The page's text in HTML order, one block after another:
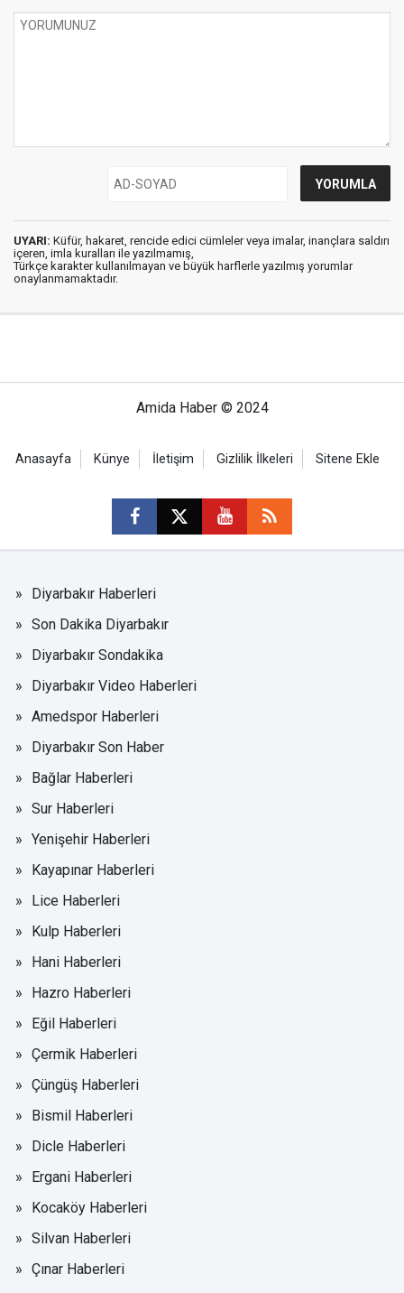
UYARI: Küfür, hakaret, rencide edici cümleler veya imalar, inançlara saldırı
içeren, imla kuralları ile yazılmamış,
Türkçe karakter kullanılmayan ve büyük harflerle yazılmış yorumlar
onaylanmamaktadır.
Amida Haber © 2024
Anasayfa Künye İletişim Gizlilik İlkeleri Sitene Ekle
Diyarbakır Haberleri
Son Dakika Diyarbakır
Diyarbakır Sondakika
Diyarbakır Video Haberleri
Amedspor Haberleri
Diyarbakır Son Haber
Bağlar Haberleri
Sur Haberleri
Yenişehir Haberleri
Kayapınar Haberleri
Lice Haberleri
Kulp Haberleri
Hani Haberleri
Hazro Haberleri
Eğil Haberleri
Çermik Haberleri
Çüngüş Haberleri
Bismil Haberleri
Dicle Haberleri
Ergani Haberleri
Kocaköy Haberleri
Silvan Haberleri
Çınar Haberleri